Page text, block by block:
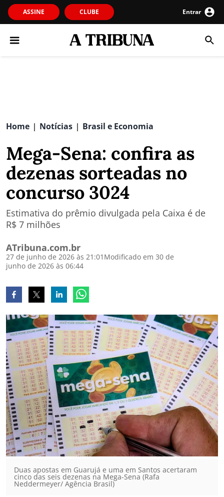
ASSINE CLUBE Entrar
Home | Notícias | Brasil e Economia
Mega-Sena: confira as
dezenas sorteadas no
concurso 3024
Estimativa do prêmio divulgada pela Caixa é de
R$ 7 milhões
ATribuna.com.br
27 de junho de 2026 às 21:01 Modificado em 30 de
junho de 2026 às 06:44
Duas apostas em Guarujá e uma em Santos acertaram
cinco das seis dezenas na Mega-Sena (Rafa
Neddermeyer/ Agência Brasil)